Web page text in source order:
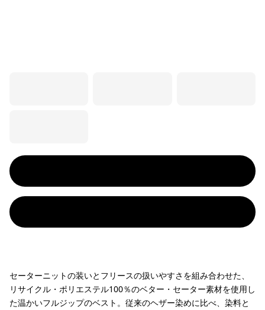
セーターニットの装いとフリースの扱いやすさを組み合わせた、
リサイクル・ポリエステル100％のベター・セーター素材を使用し
た温かいフルジップのベスト。従来のヘザー染めに比べ、染料と